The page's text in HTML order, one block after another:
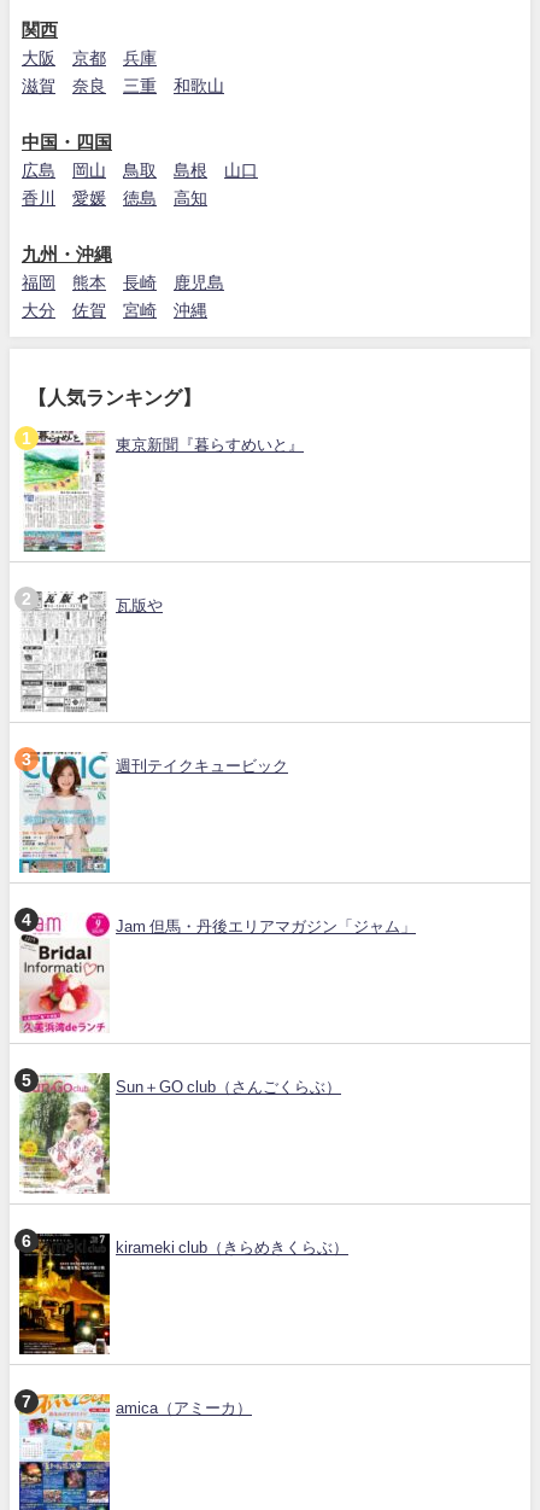
関西
大阪 京都
兵庫
滋賀
奈良 三重 和歌山
中国・四国
広島 岡山 鳥取 島根
山口
香川
愛媛 徳島 高知
九州・沖縄
福岡 熊本 長崎
鹿児島
大分
佐賀 宮崎 沖縄
【人気ランキング】
東京新聞『暮らすめいと』
瓦版や
週刊テイクキュービック
Jam 但馬・丹後エリアマガジン「ジャム」
Sun＋GO club（さんごくらぶ）
kirameki club（きらめきくらぶ）
amica（アミーカ）